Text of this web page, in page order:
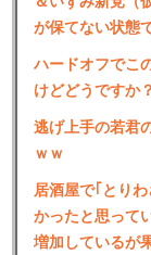
が保てない状態
ハードオフでこ
けどどうですか？
逃げ上手の若君
ｗｗ
居酒屋で｢とり
かったと思って
増加しているが